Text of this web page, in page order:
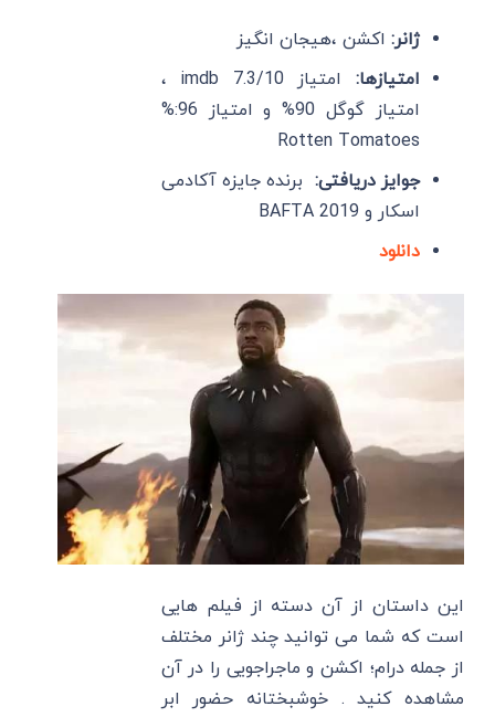
ژانر: اکشن ،هیجان انگیز
امتیازها:
امتیاز imdb 7.3/10 ،
امتیاز گوگل 90% و امتیاز 96:%
Rotten Tomatoes
جوایز دریافتی: برنده جایزه آکادمی
اسکار و BAFTA 2019
دانلود
این داستان از آن دسته از فیلم هایی
است که شما می توانید چند ژانر مختلف
از جمله درام؛ اکشن و ماجراجویی را در آن
مشاهده کنید . خوشبختانه حضور ابر